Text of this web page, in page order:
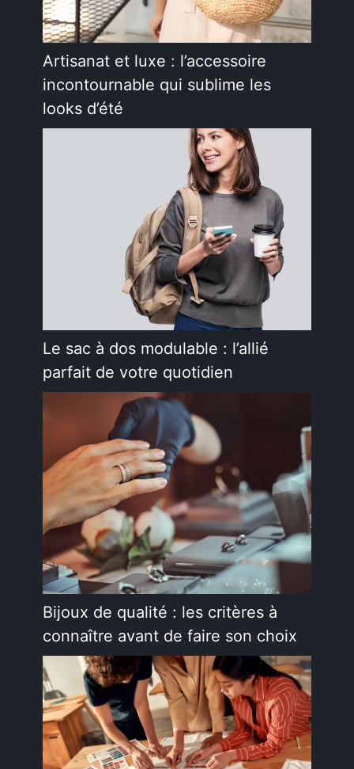
Artisanat et luxe : l’accessoire
incontournable qui sublime les
looks d’été
Le sac à dos modulable : l’allié
parfait de votre quotidien
Bijoux de qualité : les critères à
connaître avant de faire son choix